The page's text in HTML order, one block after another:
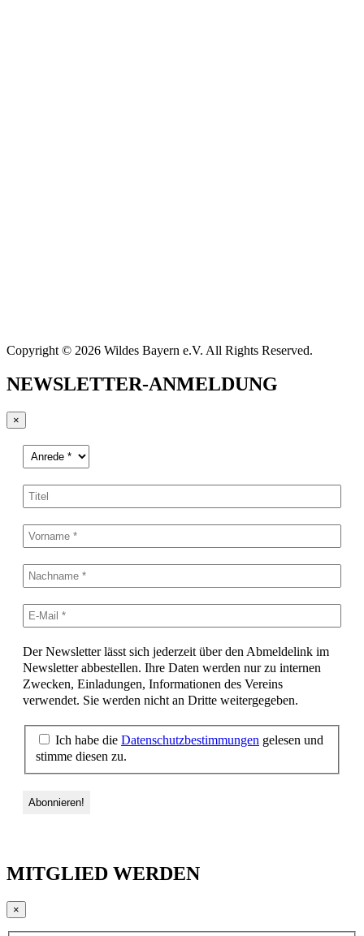
Copyright © 2026 Wildes Bayern e.V. All Rights Reserved.
NEWSLETTER-ANMELDUNG
×
Der Newsletter lässt sich jederzeit über den Abmeldelink im
Newsletter abbestellen. Ihre Daten werden nur zu internen
Zwecken, Einladungen, Informationen des Vereins
verwendet. Sie werden nicht an Dritte weitergegeben.
Ich habe die Datenschutzbestimmungen gelesen und
stimme diesen zu.
MITGLIED WERDEN
×